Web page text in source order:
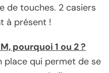
de touches. 2 casiers
à présent !
pourquoi 1 ou 2 ?
place qui permet de se